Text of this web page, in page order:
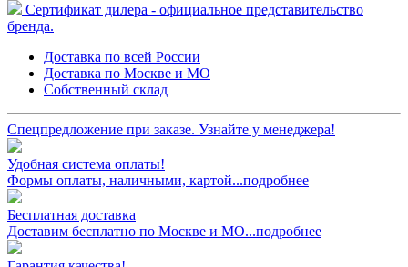
Сертификат дилера - официальное представительство
бренда.
Доставка по всей России
Доставка по Москве и МО
Собственный склад
Спецпредложение при заказе. Узнайте у менеджера!
Удобная система оплаты!
Формы оплаты, наличными, картой...подробнее
Бесплатная доставка
Доставим бесплатно по Москве и МО...подробнее